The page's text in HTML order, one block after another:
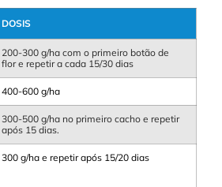
DOSIS
200-300 g/ha com o primeiro botão de
flor e repetir a cada 15/30 dias
400-600 g/ha
300-500 g/ha no primeiro cacho e repetir
após 15 dias.
300 g/ha e repetir após 15/20 dias